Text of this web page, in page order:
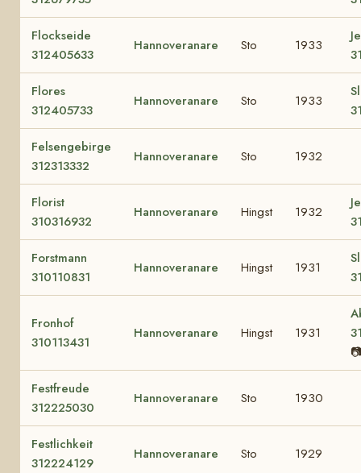
Flockseide
312405633
Hannoveranare Sto 1933
Flores
312405733
Hannoveranare Sto 1933
Felsengebirge
312313332
Hannoveranare Sto 1932
Florist
310316932
Hannoveranare Hingst 1932
Forstmann
310110831
Hannoveranare Hingst 1931
Fronhof
310113431
Hannoveranare Hingst 1931
Festfreude
312225030
Hannoveranare Sto 1930
Festlichkeit
312224129
Hannoveranare Sto 1929